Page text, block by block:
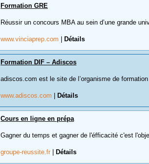
Formation GRE
Réussir un concours MBA au sein d’une grande
www.vinciaprep.com Détails
Formation DIF – Adiscos
adiscos.com est le site de l’organisme de
www.adiscos.com Détails
Cours en ligne en prépa
Gagner du temps et gagner de l'éfficacité c'est
groupe-reussite.fr Détails